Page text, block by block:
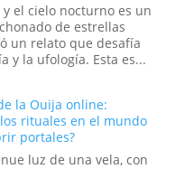
el cielo nocturno es un
de estrellas
un relato que desafía
y la ufología. Esta es...
la Ouija online:
rituales en el mundo
portales?
luz de una vela, con